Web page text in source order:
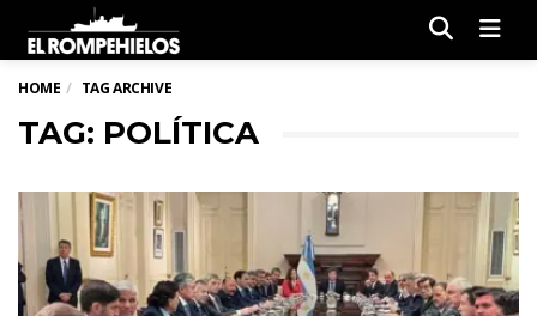
HOME TAG ARCHIVE
TAG: POLÍTICA